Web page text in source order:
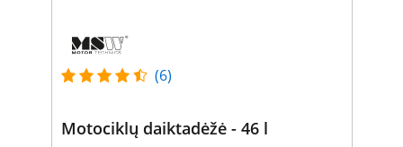
(6)
Motociklų daiktadėžė - 46 l